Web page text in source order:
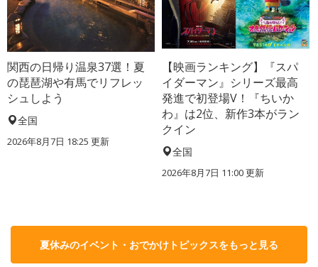
関西の日帰り温泉37選！夏
の琵琶湖や有馬でリフレッ
シュしよう
全国
2026年8月7日 18:25 更新
【映画ランキング】『スパ
イダーマン』シリーズ最高
発進で初登場V！『ちいか
わ』は2位、新作3本がラン
クイン
全国
2026年8月7日 11:00更新
夏休みのイベント・おでかけトピックスをもっと見る